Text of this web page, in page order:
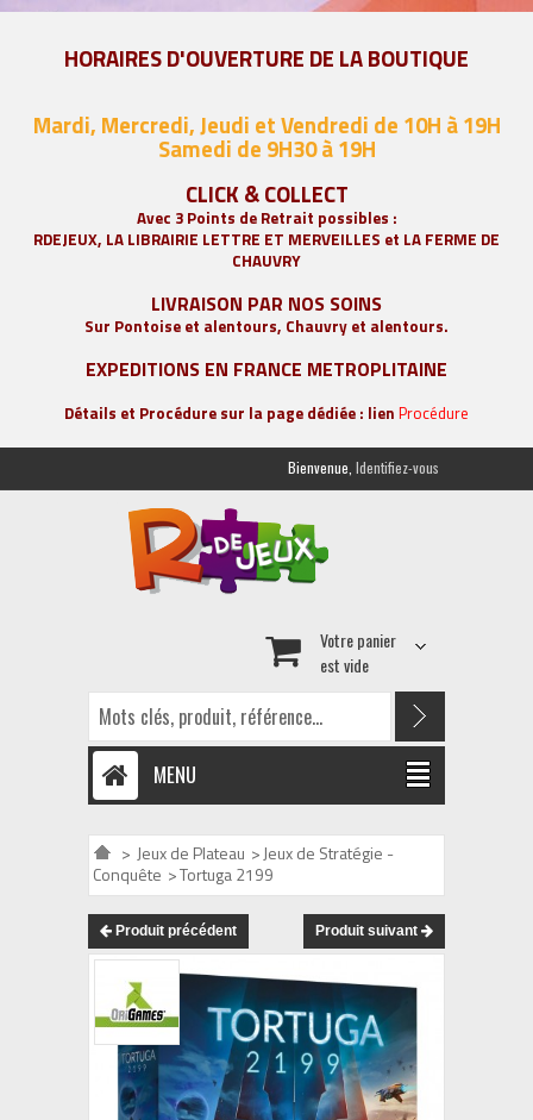
HORAIRES D'OUVERTURE DE LA BOUTIQUE
Mardi, Mercredi, Jeudi et Vendredi de 10H à 19H
Samedi de 9H30 à 19H
CLICK & COLLECT
Avec 3 Points de Retrait possibles :
RDEJEUX, LA LIBRAIRIE LETTRE ET MERVEILLES et LA FERME DE
CHAUVRY
LIVRAISON PAR NOS SOINS
Sur Pontoise et alentours, Chauvry et alentours.
EXPEDITIONS EN FRANCE METROPLITAINE
Détails et Procédure sur la page dédiée : lien Procédure
Bienvenue, Identifiez-vous
Votre panier
est vide
MENU
> Jeux de Plateau >Jeux de Stratégie -
Conquête >Tortuga 2199
Produit précédent Produit suivant